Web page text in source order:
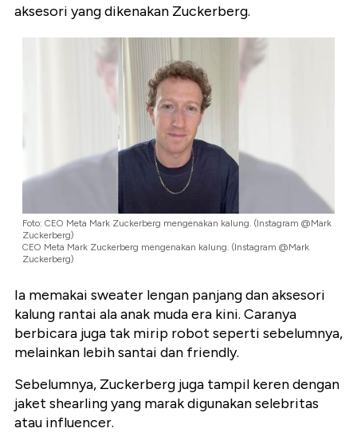
aksesori yang dikenakan Zuckerberg.
Foto: CEO Meta Mark Zuckerberg mengenakan kalung. (Instagram @Mark
Zuckerberg)
CEO Meta Mark Zuckerberg mengenakan kalung. (Instagram @Mark
Zuckerberg)
Ia memakai sweater lengan panjang dan aksesori
kalung rantai ala anak muda era kini. Caranya
berbicara juga tak mirip robot seperti sebelumnya,
melainkan lebih santai dan friendly.
Sebelumnya, Zuckerberg juga tampil keren dengan
jaket shearling yang marak digunakan selebritas
atau influencer.